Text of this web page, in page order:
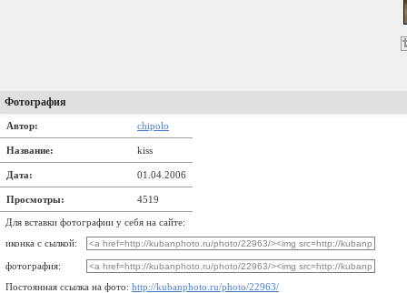
Фотография
Автор: chipolo
Название: kiss
Дата: 01.04.2006
Просмотры: 4519
Для вставки фотографии у себя на сайте:
иконка с сылкой:
фотография:
Постоянная ссылка на фото: http://kubanphoto.ru/photo/22963/